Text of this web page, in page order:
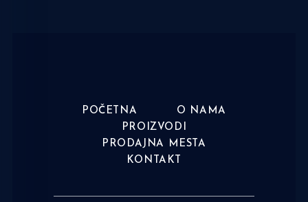
POČETNA
O NAMA
PROIZVODI
PRODAJNA MESTA
KONTAKT